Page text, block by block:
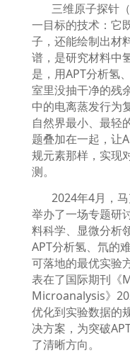
三维原子探针（
一目标的技术：它
子，还能绘制出材
谱，是研究材料中
是，用APT分析氢
室里没抽干净的残
中的电离蒸发行为
自然界最小、最轻
题叠加在一起，让
规元素那样，实现
测。
2024年4月，
举办了一场专题研
料科学、显微分析
APT分析氢、氘的
可落地的最优实验
表在了国际期刊《
Microanalysis》
优化到实验数据的
决方案，为突破
了清晰方向。